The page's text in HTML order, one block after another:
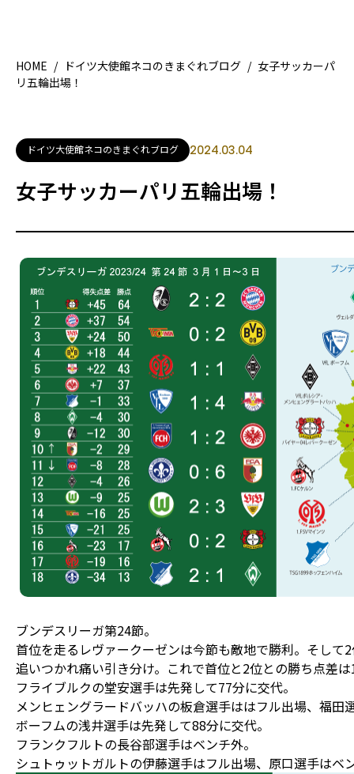
地域別ガイド
観光ガイド
著者一覧
ライター募集
HOME / ドイツ大使館ネコのきまぐれブログ / 女子サッカーパ
リ五輪出場！
ドイツ大使館ネコのきまぐれブログ 2024.03.04
女子サッカーパリ五輪出場！
ブンデスリーガ第24節。
首位を走るレヴァークーゼンは今節も敵地で勝利。そして
追いつかれ痛い引き分け。これで首位と2位との勝ち点差
フライブルクの堂安選手は先発して77分に交代。
メンヒェングラードバッハの板倉選手ははフル出場、福田
ボーフムの浅井選手は先発して88分に交代。
フランクフルトの長谷部選手はベンチ外。
シュトゥットガルトの伊藤選手はフル出場、原口選手はベ